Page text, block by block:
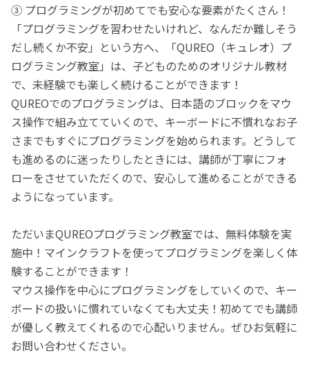
③ プログラミングが初めてでも安心な要素がたくさん！
「プログラミングを習わせたいけれど、なんだか難しそう
だし続くか不安」という方へ、「QUREO（キュレオ）プ
ログラミング教室」は、子どものためのオリジナル教材
で、未経験でも楽しく続けることができます！
QUREOでのプログラミングは、日本語のブロックをマウ
ス操作で組み立てていくので、キーボードに不慣れなお子
さまでもすぐにプログラミングを始められます。どうして
も進めるのに迷ったりしたときには、講師が丁寧にフォ
ローをさせていただくので、安心して進めることができる
ようになっています。
ただいまQUREOプログラミング教室では、無料体験を実
施中！マインクラフトを使ってプログラミングを楽しく体
験することができます！
マウス操作を中心にプログラミングをしていくので、キー
ボードの扱いに慣れていなくても大丈夫！初めてでも講師
が優しく教えてくれるので心配いりません。ぜひお気軽に
お問い合わせください。